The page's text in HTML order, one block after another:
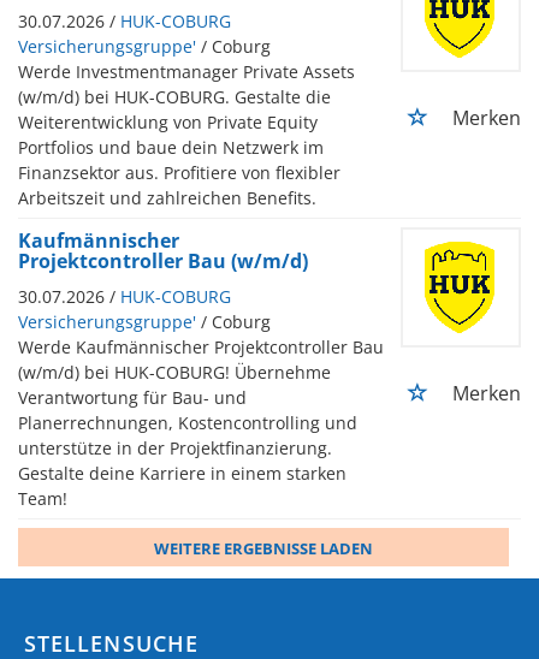
30.07.2026 / HUK-COBURG
Versicherungsgruppe' / Coburg
Werde Investmentmanager Private Assets
(w/m/d) bei HUK-COBURG. Gestalte die
Weiterentwicklung von Private Equity
Portfolios und baue dein Netzwerk im
Finanzsektor aus. Profitiere von flexibler
Arbeitszeit und zahlreichen Benefits.
Merken
Kaufmännischer
Projektcontroller Bau (w/m/d)
30.07.2026 / HUK-COBURG
Versicherungsgruppe' / Coburg
Werde Kaufmännischer Projektcontroller Bau
(w/m/d) bei HUK-COBURG! Übernehme
Verantwortung für Bau- und
Planerrechnungen, Kostencontrolling und
unterstütze in der Projektfinanzierung.
Gestalte deine Karriere in einem starken
Team!
Merken
WEITERE ERGEBNISSE LADEN
STELLENSUCHE